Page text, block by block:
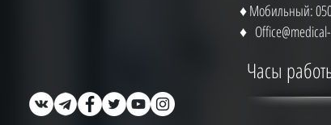
♦ Мобильный:
♦
Часы